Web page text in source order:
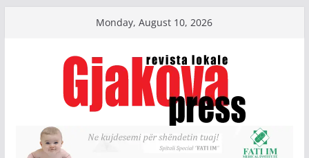
Monday, August 10, 2026